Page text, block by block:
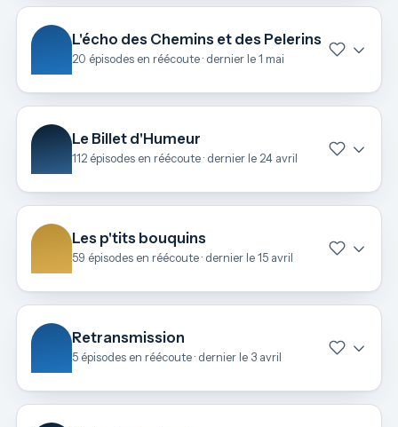
L'écho des Chemins et des Pelerins
20 épisodes en réécoute · dernier le 1 mai
Le Billet d'Humeur
112 épisodes en réécoute · dernier le 24 avril
Les p'tits bouquins
59 épisodes en réécoute · dernier le 15 avril
Retransmission
5 épisodes en réécoute · dernier le 3 avril